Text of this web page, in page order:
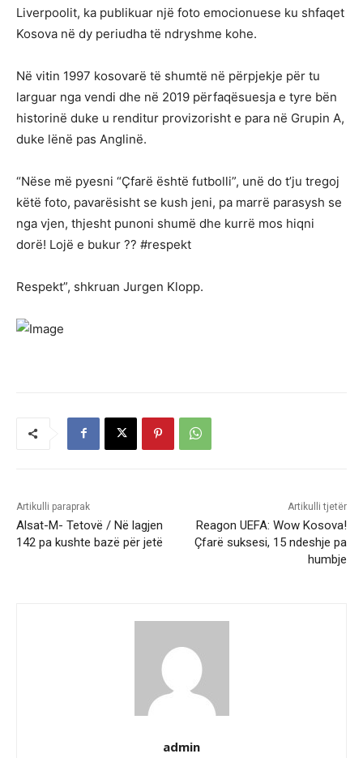
Liverpoolit, ka publikuar një foto emocionuese ku shfaqet
Kosova në dy periudha të ndryshme kohe.
Në vitin 1997 kosovarë të shumtë në përpjekje për tu
larguar nga vendi dhe në 2019 përfaqësuesja e tyre bën
historinë duke u renditur provizorisht e para në Grupin A,
duke lënë pas Anglinë.
“Nëse më pyesni “Çfarë është futbolli”, unë do t’ju tregoj
këtë foto, pavarësisht se kush jeni, pa marrë parasysh se
nga vjen, thjesht punoni shumë dhe kurrë mos hiqni
dorë! Lojë e bukur ?? #respekt
Respekt”, shkruan Jurgen Klopp.
Artikulli paraprak
Alsat-M- Tetovë / Në lagjen
142 pa kushte bazë për jetë
Artikulli tjetër
Reagon UEFA: Wow Kosova!
Çfarë suksesi, 15 ndeshje pa
humbje
admin